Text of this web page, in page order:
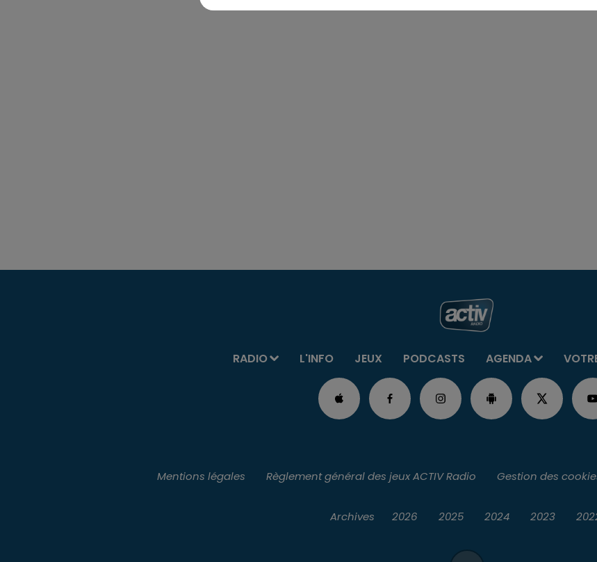
RADIO L'INFO JEUX PODCASTS AGENDA
Mentions légales Règlement général des jeux ACTIV Radio Gestion des
Archives 2026 2025 2024 2023